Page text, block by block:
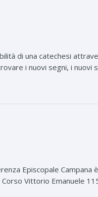
di una catechesi
i nuovi segni, i nuovi
Episcopale
Vittorio Emanuele